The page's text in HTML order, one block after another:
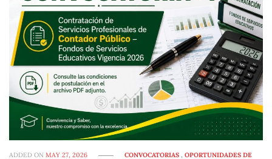
ADDED ONMAY 27, 2026 CONVOCATORIAS ,OPORTUNIDADES DE